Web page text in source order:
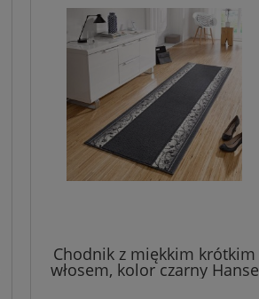
Chodnik z miękkim krótkim
włosem, kolor czarny Hanse
Home 80x250cm